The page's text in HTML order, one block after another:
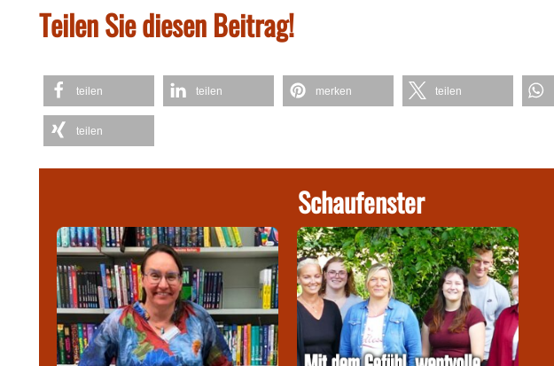
Teilen Sie diesen Beitrag!
teilen teilen merken teilen
teilen
Schaufenster